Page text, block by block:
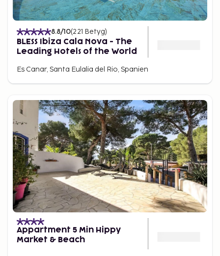
8.8/10(221 Betyg)
BLESS Ibiza Cala Nova - The
Leading Hotels of the World
Es Canar, Santa Eulalia del Rio, Spanien
Appartment 5 Min Hippy
Market & Beach